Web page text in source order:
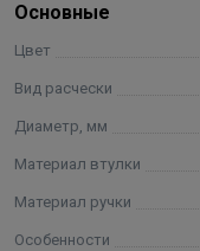
Основные
Цвет
Вид расчески
Диаметр, мм
Материал втулки
Материал ручки
Особенности